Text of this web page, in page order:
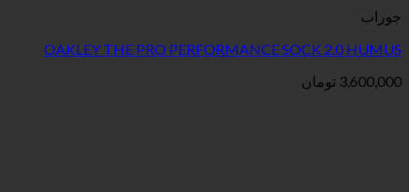
جوراب
OAKLEY THE PRO PERFORMANCE SOCK 2.0 HUMUS
3,600,000 تومان